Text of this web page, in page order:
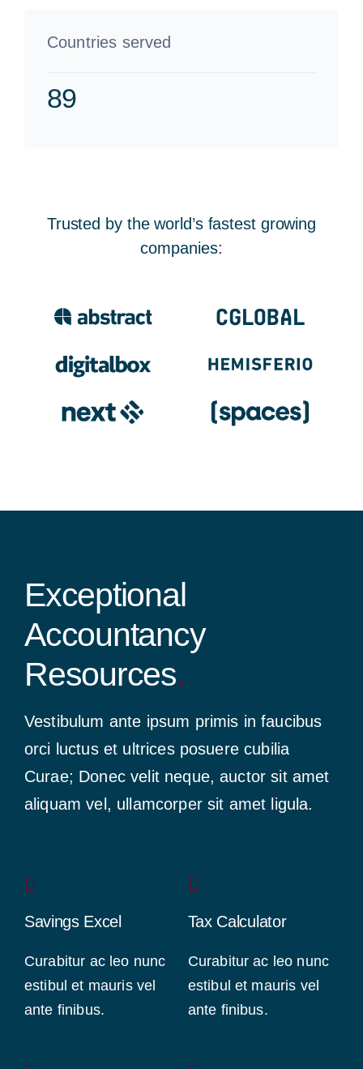
Countries served
89
Trusted by the world’s fastest growing
companies:
Exceptional
Accountancy
Resources.
Vestibulum ante ipsum primis in faucibus
orci luctus et ultrices posuere cubilia
Curae; Donec velit neque, auctor sit amet
aliquam vel, ullamcorper sit amet ligula.
Savings Excel
Curabitur ac leo nunc
estibul et mauris vel
ante finibus.
Tax Calculator
Curabitur ac leo nunc
estibul et mauris vel
ante finibus.